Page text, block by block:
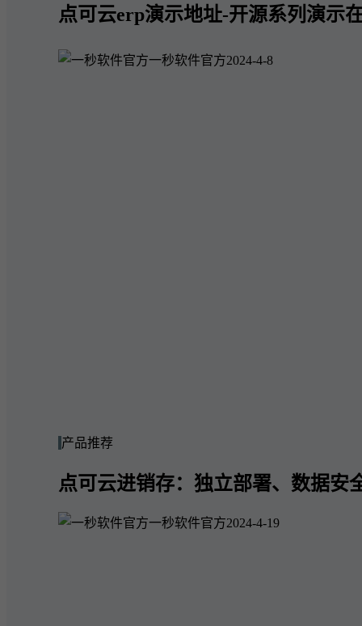
点可云erp演示地址-开源系列演示
一秒软件官方2024-4-8
产品推荐
点可云进销存：独立部署、数据安
一秒软件官方2024-4-19